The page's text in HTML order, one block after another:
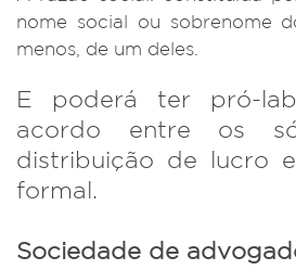
nome social ou sobrenome
menos, de um deles.
E poderá ter pró-
acordo entre os
distribuição de lucro
formal.
Sociedade de